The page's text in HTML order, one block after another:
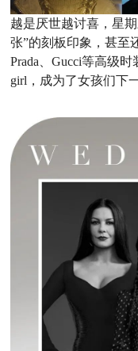
越是厌世越讨喜，星
张”的刻板印象，甚至
Prada、Gucci等高级
girl，成为了女孩们下